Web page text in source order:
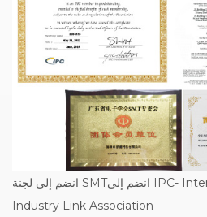
انضم إلى لجنة SMTانضم إلى IPC- International Electronics
Industry Link Association